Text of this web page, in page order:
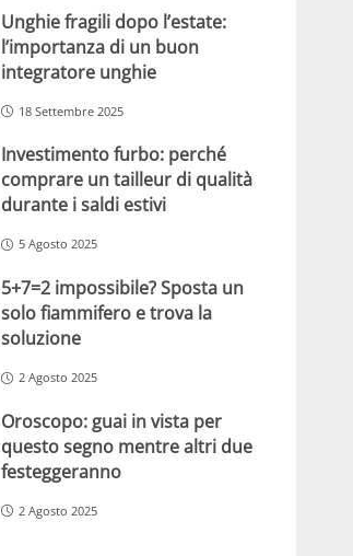
Unghie fragili dopo l’estate:
l’importanza di un buon
integratore unghie
18 Settembre 2025
Investimento furbo: perché
comprare un tailleur di qualità
durante i saldi estivi
5 Agosto 2025
5+7=2 impossibile? Sposta un
solo fiammifero e trova la
soluzione
2 Agosto 2025
Oroscopo: guai in vista per
questo segno mentre altri due
festeggeranno
2 Agosto 2025